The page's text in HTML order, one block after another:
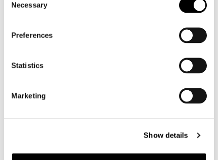
Selection
Necessary
Preferences
Statistics
Marketing
Show details